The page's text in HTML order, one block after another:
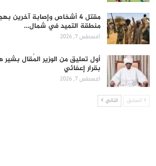
مقتل 4 أشخاص وإصابة آخرين
منطقة التميد في شمال…
أغسطس 7, 2026
أول تعليق من الوزير المُقال
بقرار إعفائي
أغسطس 7, 2026
السابق التالي